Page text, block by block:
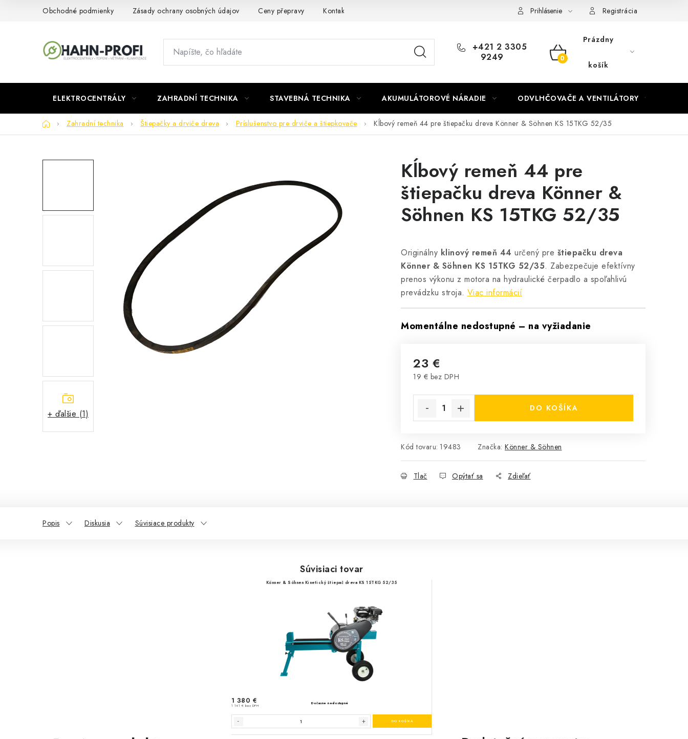
Obchodné podmienky Zásady ochrany osobných údajov Ceny přepravy Kontakty Prihlásenie Registrácia
+421 2 3305
9249
NÁKUPNÝ
Prázdny
košík
ELEKTROCENTRÁLY ZAHRADNÍ TECHNIKA STAVEBNÁ TECHNIKA AKUMULÁTOROVÉ NÁRADIE ODVLHČOVAČE A VENTILÁTORY
DomovZahradní technika Štiepačky a drviče dreva Príslušenstvo pre drviče a štiepkovače Kĺbový remeň 44 pre štiepačku dreva Könner & Söhnen KS 15TKG 52/35
+ ďalšie (1)
Kĺbový remeň 44 pre
štiepačku dreva Könner &
Söhnen KS 15TKG 52/35
Originálny klinový remeň 44 určený pre štiepačku dreva
Könner & Söhnen KS 15TKG 52/35. Zabezpečuje efektívny
prenos výkonu z motora na hydraulické čerpadlo a spoľahlivú
prevádzku stroja. Viac informácií
Momentálne nedostupné – na vyžiadanie
23 €
19 € bez DPH
DO KOŠÍKA
Kód tovaru: 19483 Značka: Könner & Söhnen
Tlač Opýtať sa Zdieľať
Popis Diskusia Súvisiace produkty
Súvisiaci tovar